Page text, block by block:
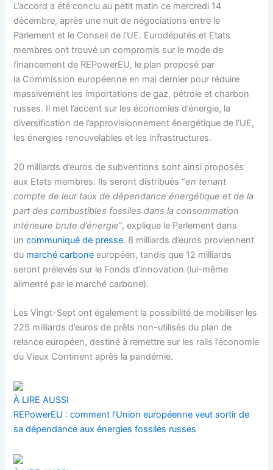
L’accord a été conclu au petit matin ce mercredi 14
décembre, après une nuit de négociations entre le
Parlement et le Conseil de l’UE. Eurodéputés et Etats
membres ont trouvé un compromis sur le mode de
financement de REPowerEU, le plan proposé par
la Commission européenne en mai dernier pour réduire
massivement les importations de gaz, pétrole et charbon
russes. Il met l’accent sur les économies d’énergie, la
diversification de l’approvisionnement énergétique de l’UE,
les énergies renouvelables et les infrastructures.
20 milliards d’euros de subventions sont ainsi proposés
aux Etats membres. Ils seront distribués “en tenant
compte de leur taux de dépendance énergétique et de la
part des combustibles fossiles dans la consommation
intérieure brute d’énergie”, explique le Parlement dans
uncommuniqué de presse. 8 milliards d’euros proviennent
du marché carbone européen, tandis que 12 milliards
seront prélevés sur le Fonds d’innovation (lui-même
alimenté par le marché carbone).
Les Vingt-Sept ont également la possibilité de mobiliser les
225 milliards d’euros de prêts non-utilisés du plan de
relance européen, destiné à remettre sur les rails l’économie
du Vieux Continent après la pandémie.
À LIRE AUSSI
REPowerEU : comment l’Union européenne veut sortir de
sa dépendance aux énergies fossiles russes